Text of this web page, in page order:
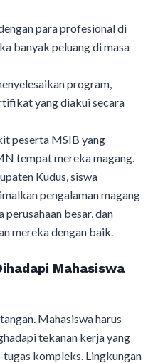
para profesional di
banyak peluang di masa
program,
yang diakui secara
peserta MSIB yang
tempat mereka magang.
Kudus, siswa
pengalaman magang
besar, dan
mereka dengan baik.
Mahasiswa
Mahasiswa harus
tekanan kerja yang
kompleks. Lingkungan